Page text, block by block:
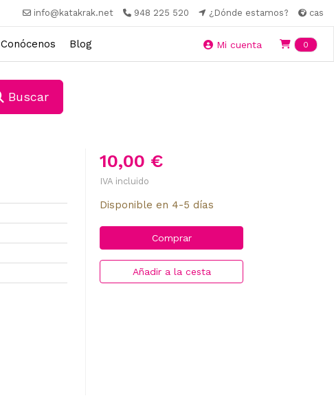
info@katakrak.net 948 225 520 ¿Dónde estamos? cas
Conócenos Blog Mi cuenta 0
Buscar
10,00 €
IVA incluido
Disponible en 4-5 días
Comprar
Añadir a la cesta